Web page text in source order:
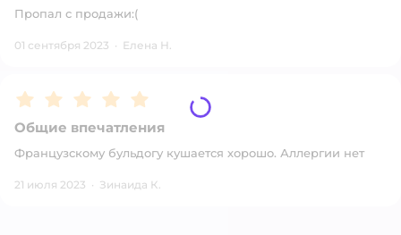
Пропал с продажи:(
01 сентября 2023 · Елена Н.
Рейтинг:5
Общие впечатления
Французскому бульдогу кушается хорошо. Аллергии нет
21 июля 2023 · Зинаида К.